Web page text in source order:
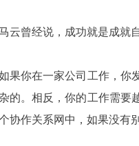
曾经说，成功就是成就自
你在一家公司工作，你发
的。相反，你的工作需要
协作关系网中，如果没有